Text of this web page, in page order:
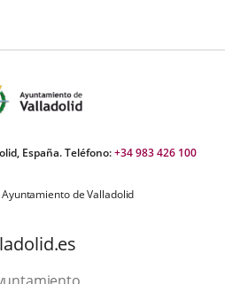
España. Teléfono:+34 983 426 100
de Valladolid